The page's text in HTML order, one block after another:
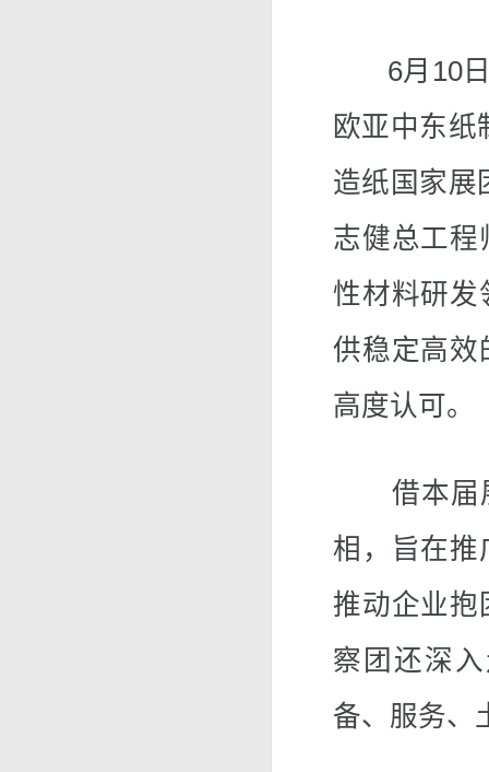
6月10日
欧亚中东纸
造纸国家展
志健总工程
性材料研发
供稳定高效
高度认可。
借本届展
相，旨在推
推动企业抱
察团还深
备、服务、